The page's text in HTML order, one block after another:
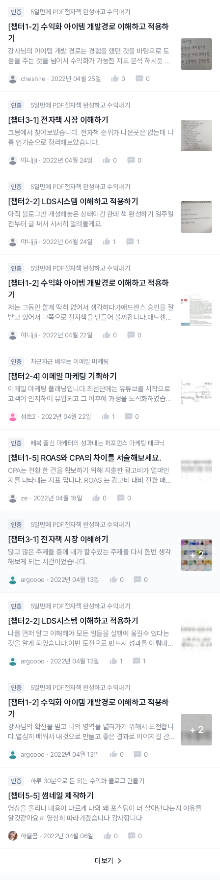
인증 5일만에 PDF전자책 완성하고 수익내기
[챕터1-2] 수익화 아이템 개발경로 이해하고 적용하
기
강사님의 아이템 개발 경로는 경험을 했던 것을 바탕으로 도
움을 주는 것을 넘어서 수익화가 가능한 지도 분석 하시듯 하
더 많이 공부하고 습득 하신듯 하고요
cheshire 2022년 04월 25일 0 0
인증 5일만에 PDF전자책 완성하고 수익내기
[챕터3-1] 전자책 시장 이해하기
크몽에서 찾아보았습니다. 전자책 순위가 나온곳은 없는데 나
름 인기순으로 정리해보았습니다.
야니jiji 2022년 04월 24일 0 0
인증 5일만에 PDF전자책 완성하고 수익내기
[챕터2-2] LDS시스템 이해하고 적용하기
아직 블로그만 개설해놓은 상태이긴 한데 책 완성하기 일주일
전부터 글 써서 서서히 알려볼게요.
야니jiji 2022년 04월 24일 1 1
인증 5일만에 PDF전자책 완성하고 수익내기
[챕터1-2] 수익화 아이템 개발경로 이해하고 적용하
기
저는 그동안 할게 딱히 없어서 생각하다가애드센스 승인을 잘
받고 있어서 그쪽으로 전자책을 만들어 볼까합니다.애드센스
는데요여전히 승인문제로 고민하는 분들이 많다는걸 보아서
나눔해보려고
야니jiji 2022년 04월 22일 0 0
인증 차근차근 배우는 이메일 마케팅
[챕터2-4] 이메일 마케팅 기획하기
이메일 마케팅 플래닝입니다.최선단에는 유튜브를 시작으로
고객이 인지하여 유입되고 그 이후에 과정을 도식화하였습니
성트2 2022년 04월 22일 1 0
인증 페북 출신 마케터의 성과내는 퍼포먼스 마케팅 테크닉
[챕터1-5] ROAS와 CPA의 차이를 서술해보세요.
CPA는 전환 한 건을 확보하기 위해 지출한 광고비가 얼마인
지를 나타내는 지표 입니다. ROAS 는 광고비 대비 전환 매출
매 CPA 정보와 평균 구매 비용 정보 또한 내포되어 있습니다.
ze 2022년 04월 19일 0 0
인증 5일만에 PDF전자책 완성하고 수익내기
[챕터3-1] 전자책 시장 이해하기
많고 많은 주제들 중에 내가 할수있는 주제를 다시 한번 생각
해보게 되는 시간이었습니다.
+ 2
argoooo 2022년 04월 13일 0 0
인증 5일만에 PDF전자책 완성하고 수익내기
[챕터2-2] LDS시스템 이해하고 적용하기
나를 먼저 알고 이해해야 모든 일들을 실행에 옮길수 있다는
것을 알게 되었습니다.이번 도전으로 반드시 성과를 이뤄내고
argoooo 2022년 04월 13일 1 1
인증 5일만에 PDF전자책 완성하고 수익내기
[챕터1-2] 수익화 아이템 개발경로 이해하고 적용하
기
강사님의 확신을 믿고 나의 영역을 넓혀가기 위해서 도전합니
다.열심히 배워서 내것으로 만들고 좋은 결과로 이어지길 간
+ 2
argoooo 2022년 04월 13일 0 0
인증 하루 30분으로 돈 되는 수익화 블로그 만들기
[챕터5-5] 썸네일 제작하기
영상을 올리니 내용이 다르게 나와 왜 포스팅이 더 살아난다는지 이유를
알것같아요ㅎ 열심히 따라가겠습니다 감사합니다
하을곰 2022년 04월 06일 0 0
더보기